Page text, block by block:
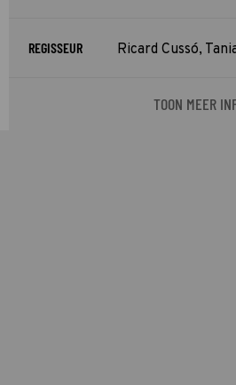
REGISSEUR Ricard Cussó,
TOON MEER